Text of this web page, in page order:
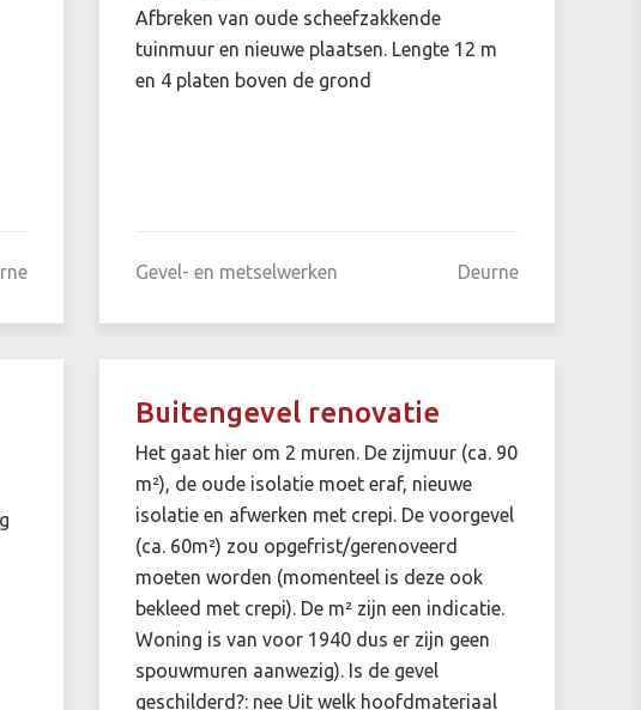
Afbreken van oude scheefzakkende
tuinmuur en nieuwe plaatsen. Lengte 12 m
en 4 platen boven de grond
Gevel- en metselwerken Deurne
Buitengevel renovatie
Het gaat hier om 2 muren. De zijmuur (ca. 90
m²), de oude isolatie moet eraf, nieuwe
isolatie en afwerken met crepi. De voorgevel
(ca. 60m²) zou opgefrist/gerenoveerd
moeten worden (momenteel is deze ook
bekleed met crepi). De m² zijn een indicatie.
Woning is van voor 1940 dus er zijn geen
spouwmuren aanwezig). Is de gevel
geschilderd?: nee Uit welk hoofdmateriaal